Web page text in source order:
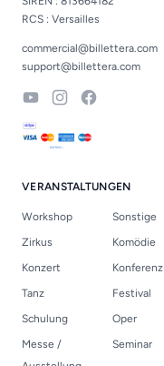
RCS : Versailles
commercial@billettera.com
support@billettera.com
YouTubeInstagramFacebook
VERANSTALTUNGEN
Workshop
Sonstige
Zirkus
Komödie
Konzert
Konferenz
Tanz
Festival
Schulung
Oper
Messe /
Seminar